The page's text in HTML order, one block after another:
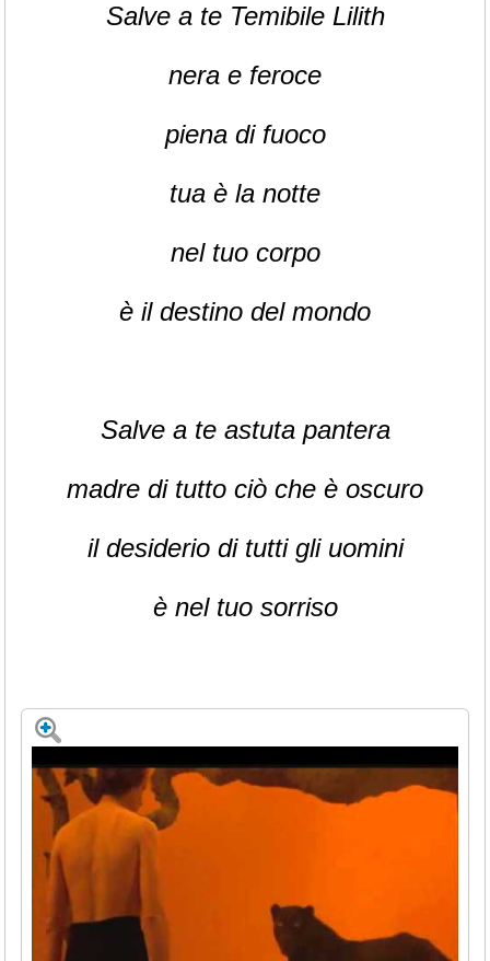
Salve a te Temibile Lilith
nera e feroce
piena di fuoco
tua è la notte
nel tuo corpo
è il destino del mondo
Salve a te astuta pantera
madre di tutto ciò che è oscuro
il desiderio di tutti gli uomini
è nel tuo sorriso